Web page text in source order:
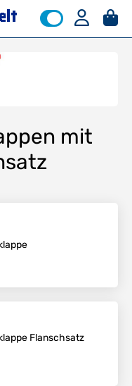
mit
Flanschsatz